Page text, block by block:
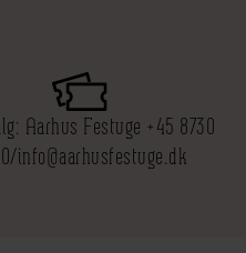
Aarhus Festuge +45 8730
info@aarhusfestuge.dk